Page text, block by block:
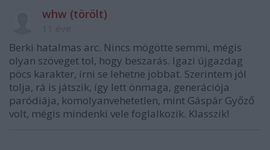
whw (törölt)
Berki hatalmas arc. Nincs mögötte semmi, mégis
olyan szöveget tol, hogy beszarás. Igazi újgazdag
pöcs karakter, írni se lehetne jobbat. Szerintem jól
tolja, rá is játszik, így lett önmaga, generációja
paródiája, komolyanvehetetlen, mint Gáspár Győző
volt, mégis mindenki vele foglalkozik. Klasszik!